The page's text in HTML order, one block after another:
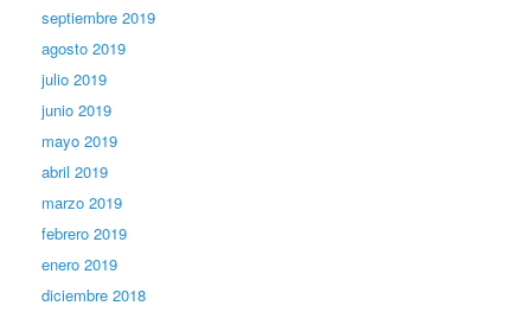
septiembre 2019
agosto 2019
julio 2019
junio 2019
mayo 2019
abril 2019
marzo 2019
febrero 2019
enero 2019
diciembre 2018